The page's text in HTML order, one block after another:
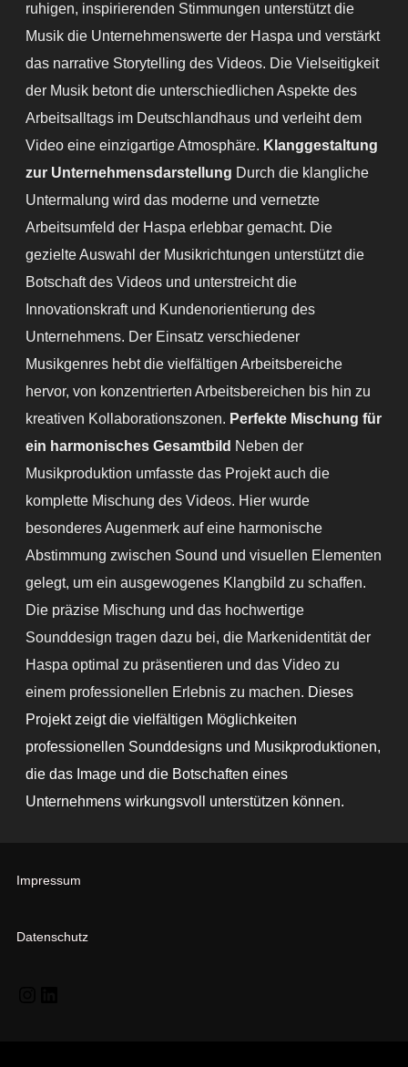
ruhigen, inspirierenden Stimmungen unterstützt die
Musik die Unternehmenswerte der Haspa und verstärkt
das narrative Storytelling des Videos. Die Vielseitigkeit
der Musik betont die unterschiedlichen Aspekte des
Arbeitsalltags im Deutschlandhaus und verleiht dem
Video eine einzigartige Atmosphäre. Klanggestaltung
zur Unternehmensdarstellung Durch die klangliche
Untermalung wird das moderne und vernetzte
Arbeitsumfeld der Haspa erlebbar gemacht. Die
gezielte Auswahl der Musikrichtungen unterstützt die
Botschaft des Videos und unterstreicht die
Innovationskraft und Kundenorientierung des
Unternehmens. Der Einsatz verschiedener
Musikgenres hebt die vielfältigen Arbeitsbereiche
hervor, von konzentrierten Arbeitsbereichen bis hin zu
kreativen Kollaborationszonen. Perfekte Mischung für
ein harmonisches Gesamtbild Neben der
Musikproduktion umfasste das Projekt auch die
komplette Mischung des Videos. Hier wurde
besonderes Augenmerk auf eine harmonische
Abstimmung zwischen Sound und visuellen Elementen
gelegt, um ein ausgewogenes Klangbild zu schaffen.
Die präzise Mischung und das hochwertige
Sounddesign tragen dazu bei, die Markenidentität der
Haspa optimal zu präsentieren und das Video zu
einem professionellen Erlebnis zu machen. Dieses
Projekt zeigt die vielfältigen Möglichkeiten
professionellen Sounddesigns und Musikproduktionen,
die das Image und die Botschaften eines
Unternehmens wirkungsvoll unterstützen können.
Impressum
Datenschutz